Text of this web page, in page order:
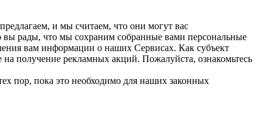
и мы считаем, что они могут вас
вы рады, что мы сохраним собранные вами персональные
вам информации о наших Сервисах. Как субъект
получение рекламных акций. Пожалуйста, ознакомьтесь
пор, пока это необходимо для наших законных